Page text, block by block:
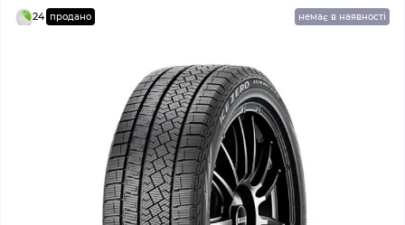
24 продано немає в наявності